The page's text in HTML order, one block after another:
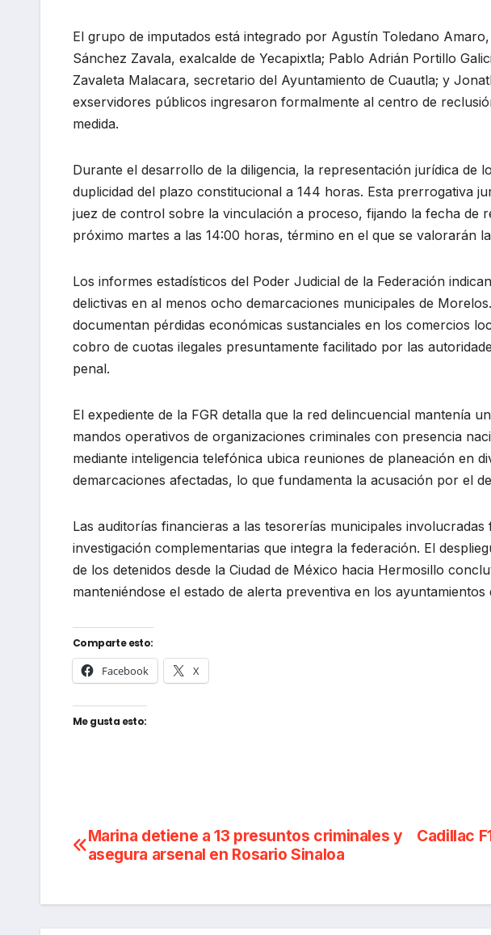
El grupo de imputados está integrado por Agustín Toledano
Sánchez Zavala, exalcalde de Yecapixtla; Pablo Adrián Portillo
Zavaleta Malacara, secretario del Ayuntamiento de Cuautla; y
exservidores públicos ingresaron formalmente al centro de
medida.
Durante el desarrollo de la diligencia, la representación jurídica de
duplicidad del plazo constitucional a 144 horas. Esta prerrogativa
juez de control sobre la vinculación a proceso, fijando la fecha de
próximo martes a las 14:00 horas, término en el que se valorarán
Los informes estadísticos del Poder Judicial de la Federación
delictivas en al menos ocho demarcaciones municipales de
documentan pérdidas económicas sustanciales en los comercios
cobro de cuotas ilegales presuntamente facilitado por las
penal.
El expediente de la FGR detalla que la red delincuencial mantenía
mandos operativos de organizaciones criminales con presencia
mediante inteligencia telefónica ubica reuniones de planeación en
demarcaciones afectadas, lo que fundamenta la acusación por el
Las auditorías financieras a las tesorerías municipales
investigación complementarias que integra la federación. El
de los detenidos desde la Ciudad de México hacia Hermosillo
manteniéndose el estado de alerta preventiva en los
Comparte esto:
Facebook X
Me gusta esto:
Navegación
entradas
Cadillac
Marina detiene a 13 presuntos criminales y
asegura arsenal en Rosario Sinaloa